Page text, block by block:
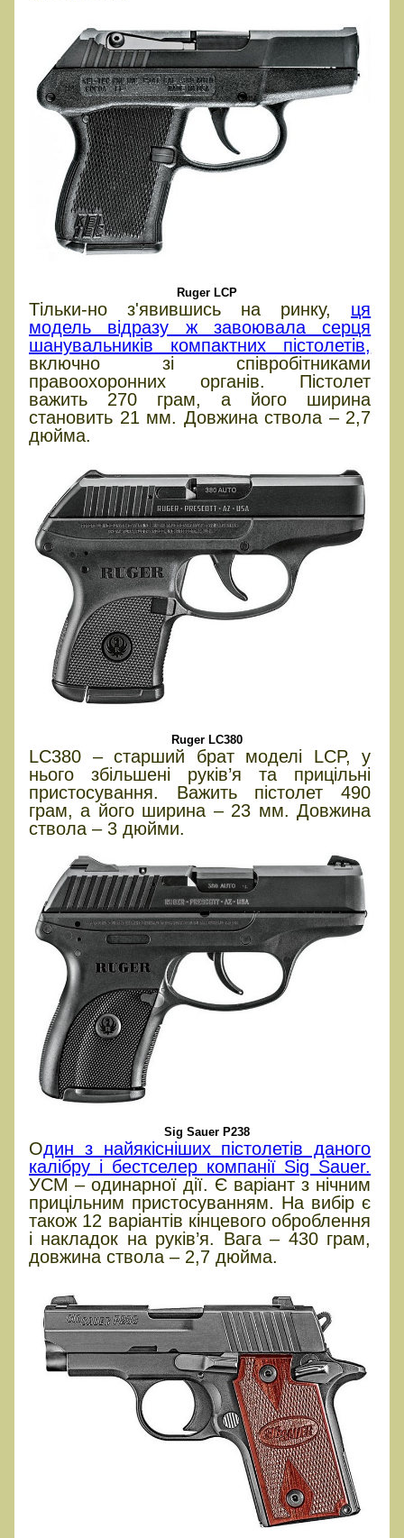
Ruger LCP
Тільки-но з'явившись на ринку, ця
модель відразу ж завоювала серця
шанувальників компактних пістолетів,
включно зі співробітниками
правоохоронних органів. Пістолет
важить 270 грам, а його ширина
становить 21 мм. Довжина ствола – 2,7
дюйма.
Ruger LC380
LC380 – старший брат моделі LCP, у
нього збільшені руків’я та прицільні
пристосування. Важить пістолет 490
грам, а його ширина – 23 мм. Довжина
ствола – 3 дюйми.
Sig Sauer P238
Один з найякісніших пістолетів даного
калібру і бестселер компанії Sig Sauer.
УСМ – одинарної дії. Є варіант з нічним
прицільним пристосуванням. На вибір є
також 12 варіантів кінцевого оброблення
і накладок на руків’я. Вага – 430 грам,
довжина ствола – 2,7 дюйма.